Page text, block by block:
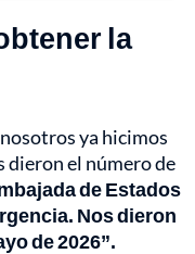
la
ya hicimos
dieron el número de
de Estados
Nos dieron
de 2026”.